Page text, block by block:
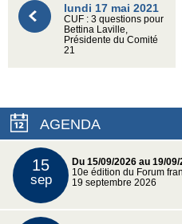
lundi 17 mai 2021
CUF : 3 questions pour
Bettina Laville,
Présidente du Comité
21
AGENDA
15
sep
Du 15/09/2026 au 19/
10e édition du Forum
19 septembre 2026